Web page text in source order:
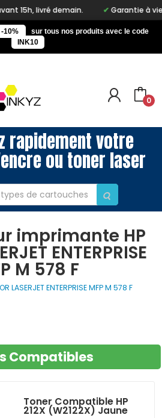
livré demain. Garantie à vie
-10%
sur tous nos produits avec le code
INK10
0
rapidement votre
ou toner laser
imprimante HP
ENTERPRISE
M 578 F
LASERJET ENTERPRISE MFP M 578 F
Compatibles
Toner Compatible HP
212X (W2122X) Jaune